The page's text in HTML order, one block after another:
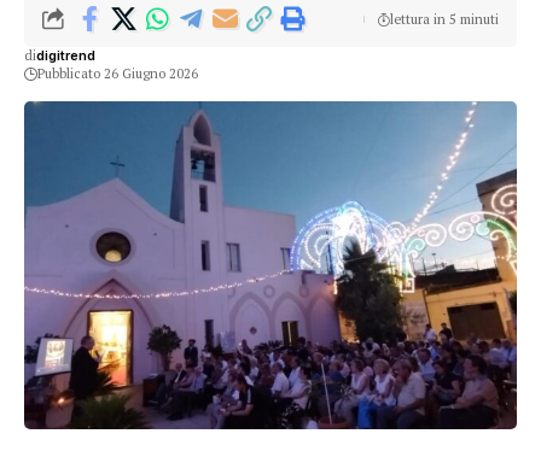
didigitrend
Pubblicato 26 Giugno 2026
lettura in 5 minuti